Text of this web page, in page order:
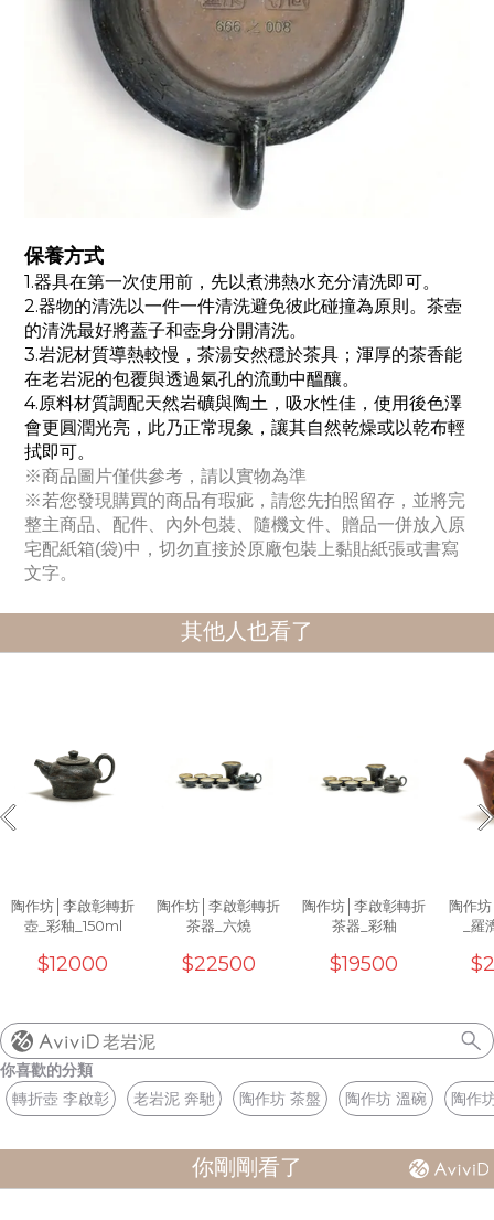
保養方式
1.器具在第一次使用前，先以煮沸熱水充分清洗即可。
2.器物的清洗以一件一件清洗避免彼此碰撞為原則。茶壺
的清洗最好將蓋子和壺身分開清洗。
3.岩泥材質導熱較慢，茶湯安然穩於茶具；渾厚的茶香能
在老岩泥的包覆與透過氣孔的流動中醞釀。
4.原料材質調配天然岩礦與陶土，吸水性佳，使用後色澤
會更圓潤光亮，此乃正常現象，讓其自然乾燥或以乾布輕
拭即可。
※商品圖片僅供參考，請以實物為準
※若您發現購買的商品有瑕疵，請您先拍照留存，並將完
整主商品、配件、內外包裝、隨機文件、贈品一併放入原
宅配紙箱(袋)中，切勿直接於原廠包裝上黏貼紙張或書寫
文字。
其他人也看了
陶作坊│李啟彰轉折
壺_彩釉_150ml
$12000
陶作坊│李啟彰轉折
茶器_六燒
$22500
陶作坊│李啟彰轉折
茶器_彩釉
$19500
陶作
_
老岩泥
你喜歡的分類
轉折壺 李啟彰
老岩泥 奔馳 陶作坊 茶盤 陶作坊 溫碗 陶作
你剛剛看了